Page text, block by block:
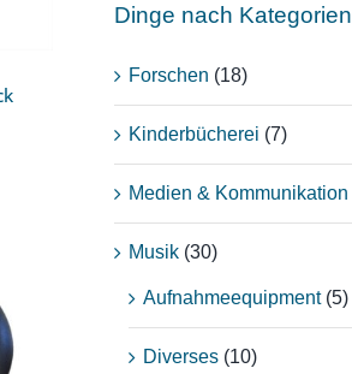
Dinge nach Kategorien
Forschen (18)
Kinderbücherei (7)
Medien & Kommunikation
Musik (30)
Aufnahmeequipment (5)
Diverses (10)